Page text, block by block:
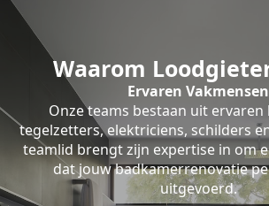
Waarom
Ervaren Vakmensen
Onze teams bestaan uit
tegelzetters, elektriciens, schilders
teamlid brengt zijn expertise in om
dat jouw badkamerrenovatie
uitgevoerd.